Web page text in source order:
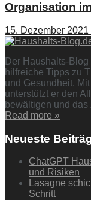
Organisation
15. Dezember
Der Haushalts-
hilfreiche Tipps zu
und Gesundheit.
unterstützt er den
bewältigen und
Read more »
Neueste
ChatGPT
und Risiken
Lasagne
Schritt